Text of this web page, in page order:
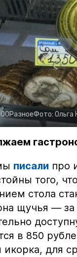
РазноеФото: Ольга
писали про
того,
стола
щучья — за
в 850
икорка, для